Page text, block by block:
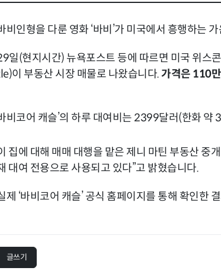
비인형을 다룬 영화 ‘바비’가 미국에서 흥행하는
일(현지시간) 뉴욕포스트 등에 따르면 미국 위스
이 부동산 시장 매물로 나왔습니다. 가격은 110
비코어 캐슬’의 하루 대여비는 2399달러(한화 약
집에 대해 매매 대행을 맡은 제니 마틴 부동산 중
대여 전용으로 사용되고 있다”고 밝혔습니다.
제 ‘바비코어 캐슬’ 공식 홈페이지를 통해 확인
글쓰기